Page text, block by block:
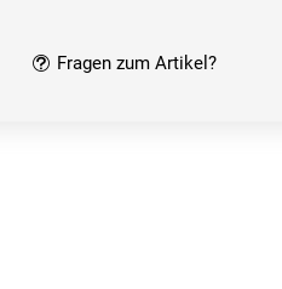
Fragen zum Artikel?